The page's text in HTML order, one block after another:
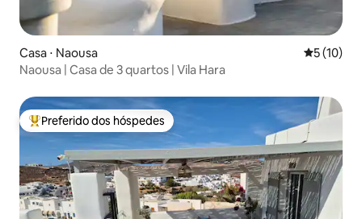
Casa ⋅ Naousa 5 de uma
5 (10)
Naousa | Casa de 3 quartos | Vila Hara
Entre os melhores preferidos dos hóspedes
Preferido dos hóspedes